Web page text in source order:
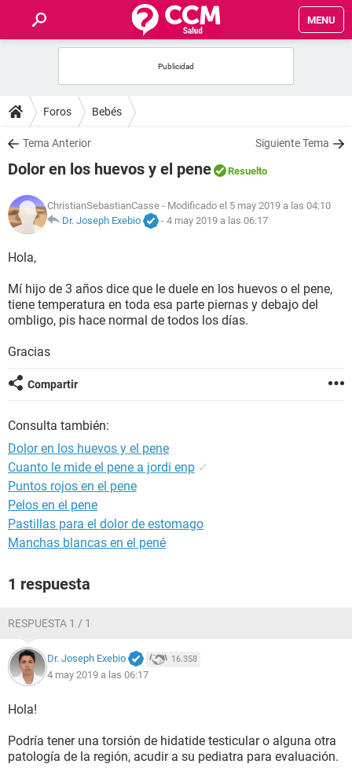
MENU
FOROS
SALUD
NUTRICIÓN
BIENESTAR
SEXUALIDAD
Foros Bebés
Tema Anterior Siguiente Tema
Dolor en los huevos y el pene Resuelto
ChristianSebastianCasse - Modificado el 5 may 2019 a las 04:10
Dr. Joseph Exebio
- 4 may 2019 a las 06:17
Hola,
Mí hijo de 3 años dice que le duele en los huevos o el pene,
tiene temperatura en toda esa parte piernas y debajo del
ombligo, pis hace normal de todos los días.
Gracias
Compartir
Consulta también:
Dolor en los huevos y el pene
Cuanto le mide el pene a jordi enp ✓
Puntos rojos en el pene
Pelos en el pene
Pastillas para el dolor de estomago
Manchas blancas en el pené
1 respuesta
RESPUESTA 1 / 1
Dr. Joseph Exebio 16.358
4 may 2019 a las 06:17
Hola!
Podría tener una torsión de hidatide testicular o alguna otra
patología de la región, acudir a su pediatra para evaluación.